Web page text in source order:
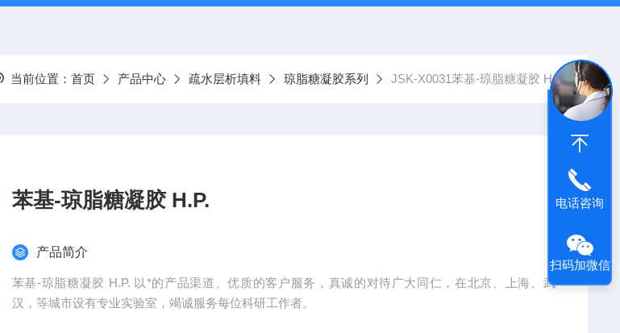
当前位置： 首页 产品中心 疏水层析填料 琼脂糖凝胶系列 JSK-X0031苯基-琼脂糖凝胶 H.P.
苯基-琼脂糖凝胶 H.P.
产品简介
苯基-琼脂糖凝胶 H.P. 以*的产品渠道、优质的客户服务，真诚的对待广大同仁，在北京、上海、武
汉，等城市设有专业实验室，竭诚服务每位科研工作者。
电话咨询
扫码加微信